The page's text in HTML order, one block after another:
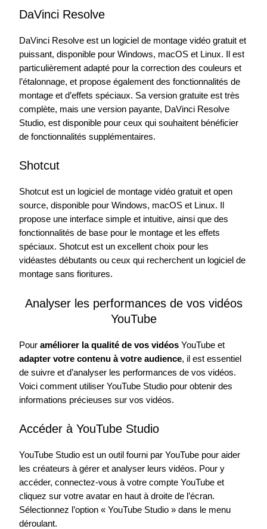
DaVinci Resolve
DaVinci Resolve est un logiciel de montage vidéo gratuit et
puissant, disponible pour Windows, macOS et Linux. Il est
particulièrement adapté pour la correction des couleurs et
l’étalonnage, et propose également des fonctionnalités de
montage et d’effets spéciaux. Sa version gratuite est très
complète, mais une version payante, DaVinci Resolve
Studio, est disponible pour ceux qui souhaitent bénéficier
de fonctionnalités supplémentaires.
Shotcut
Shotcut est un logiciel de montage vidéo gratuit et open
source, disponible pour Windows, macOS et Linux. Il
propose une interface simple et intuitive, ainsi que des
fonctionnalités de base pour le montage et les effets
spéciaux. Shotcut est un excellent choix pour les
vidéastes débutants ou ceux qui recherchent un logiciel de
montage sans fioritures.
Analyser les performances de vos vidéos
YouTube
Pouraméliorer la qualité de vos vidéos YouTube et
adapter votre contenu à votre audience, il est essentiel
de suivre et d’analyser les performances de vos vidéos.
Voici comment utiliser YouTube Studio pour obtenir des
informations précieuses sur vos vidéos.
Accéder à YouTube Studio
YouTube Studio est un outil fourni par YouTube pour aider
les créateurs à gérer et analyser leurs vidéos. Pour y
accéder, connectez-vous à votre compte YouTube et
cliquez sur votre avatar en haut à droite de l’écran.
Sélectionnez l’option « YouTube Studio » dans le menu
déroulant.